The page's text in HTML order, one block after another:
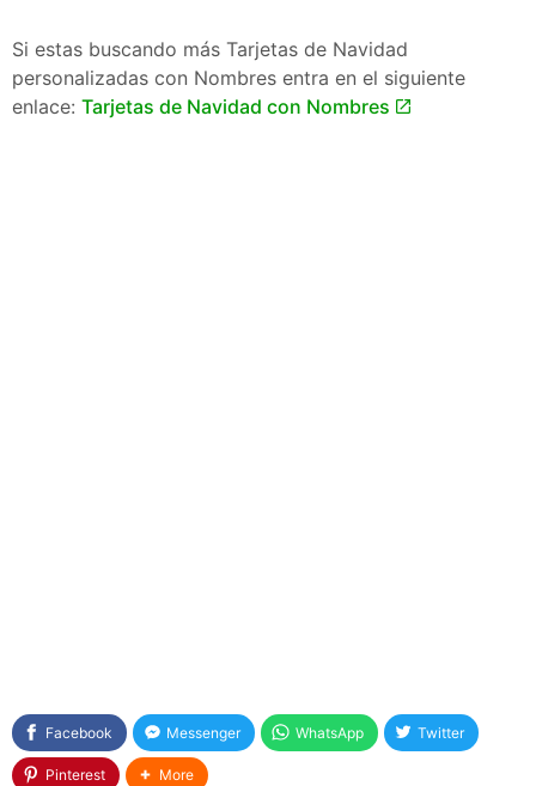
Si estas buscando más Tarjetas de Navidad
personalizadas con Nombres entra en el siguiente
enlace: Tarjetas de Navidad con Nombres
Facebook Messenger WhatsApp Twitter
Pinterest More